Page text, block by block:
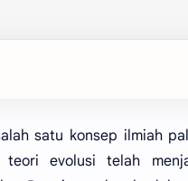
satu konsep ilmiah
teori evolusi telah